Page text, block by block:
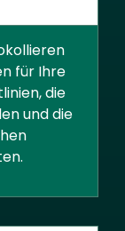
für Ihre
die
und die